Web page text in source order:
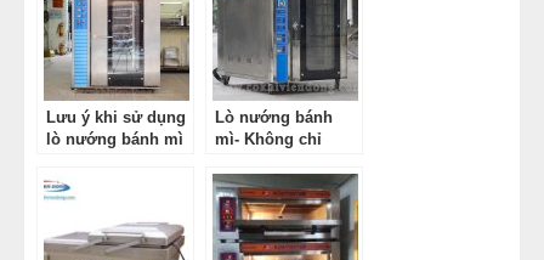
Lưu ý khi sử dụng
lò nướng bánh mì
Lò nướng bánh
mì- Không chỉ